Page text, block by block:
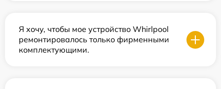
Я хочу, чтобы мое устройство Whirlpool
ремонтировалось только фирменными
комплектующими.